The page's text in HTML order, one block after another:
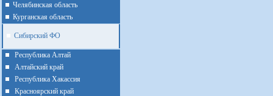
Челябинская область
Курганская область
Сибирский ФО
Республика Алтай
Алтайcкий край
Республика Хакассия
Красноярский край